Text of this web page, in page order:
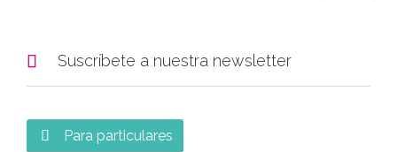
 Suscríbete a nuestra newsletter
 Para particulares